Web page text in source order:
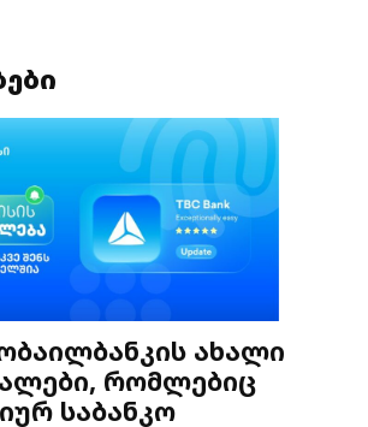
ახალი
რომლებიც
საბანკო